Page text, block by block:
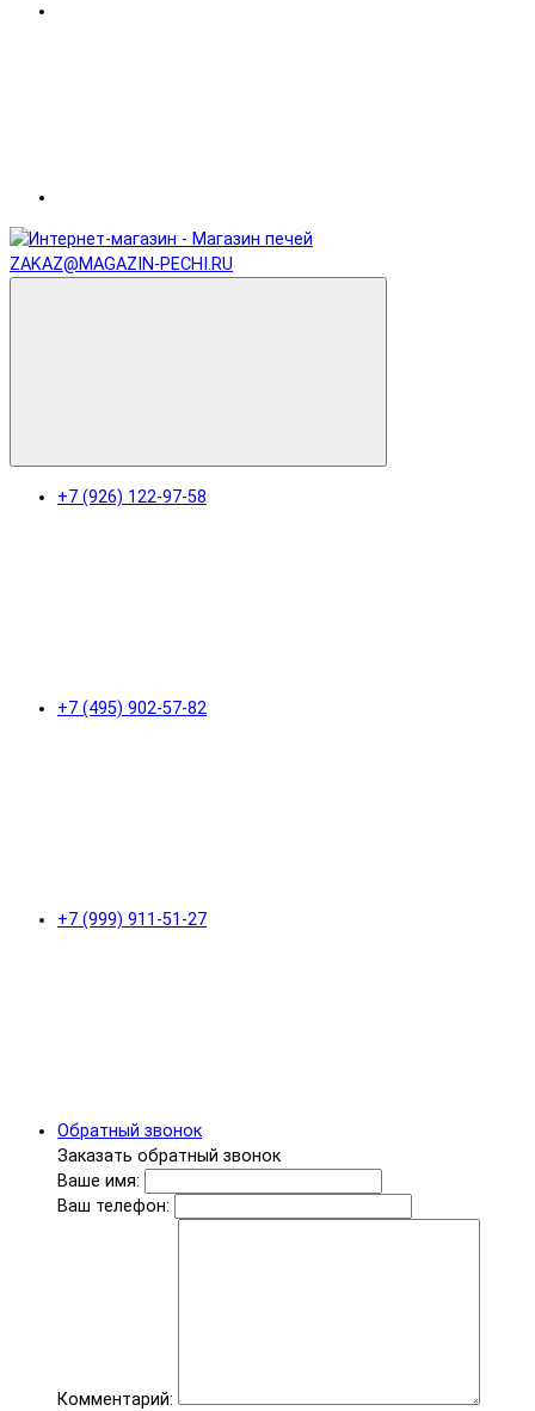
ZAKAZ@MAGAZIN-PECHI.RU
+7 (926) 122-97-58
+7 (495) 902-57-82
+7 (999) 911-51-27
Обратный звонок
Заказать обратный звонок
Ваше имя:
Ваш телефон:
Комментарий: